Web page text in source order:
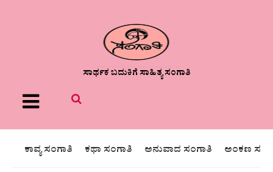
ಸಾರ್ಥಕ ಬದುಕಿಗೆ ಸಾಹಿತ್ಯ ಸಂಗಾತಿ
Menu
ಕಾವ್ಯ ಸಂಗಾತಿ ಕಥಾ ಸಂಗಾತಿ ಅನುವಾದ ಸಂಗಾತಿ ಅಂಕಣ